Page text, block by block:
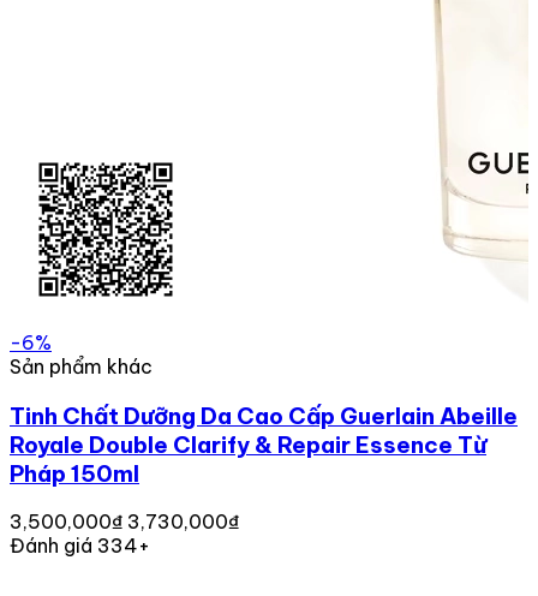
-6%
Sản phẩm khác
Tinh Chất Dưỡng Da Cao Cấp Guerlain Abeille
Royale Double Clarify & Repair Essence Từ
Pháp 150ml
3,500,000₫ 3,730,000₫
Đánh giá 334+